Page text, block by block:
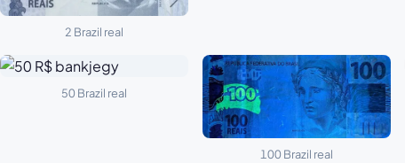
2 Brazil real
50 Brazil real
100 Brazil real